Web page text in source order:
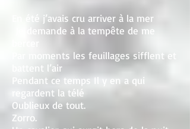
En été j’avais cru arriver à la mer
Je demande à la tempête de me
Par moments les feuillages sifflent et
battent l’air
Pendant ce temps Il y en a qui
regardent la télé
Oublieux de tout.
Zorro.